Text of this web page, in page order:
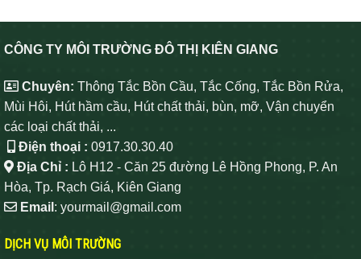
CÔNG TY MÔI TRƯỜNG ĐÔ THỊ KIÊN GIANG
Chuyên: Thông Tắc Bồn Cầu, Tắc Cống, Tắc Bồn Rửa,
Mùi Hôi, Hút hầm cầu, Hút chất thải, bùn, mỡ, Vận chuyển
các loại chất thải, ...
Điện thoại : 0917.30.30.40
Địa Chỉ : Lô H12 - Căn 25 đường Lê Hồng Phong, P. An
Hòa, Tp. Rạch Giá, Kiên Giang
Email : yourmail@gmail.com
DỊCH VỤ MÔI TRƯỜNG